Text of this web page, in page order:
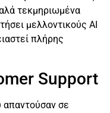
τεκμηριωμένα
μελλοντικούς AI
πλήρης
Support
σε